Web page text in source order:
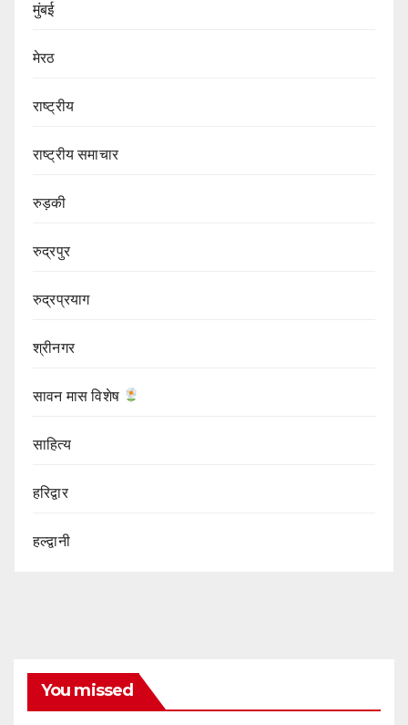
मुंबई
मेरठ
राष्ट्रीय
राष्ट्रीय समाचार
रुड़की
रुद्रपुर
रुद्रप्रयाग
श्रीनगर
सावन मास विशेष
साहित्य
हरिद्वार
हल्द्वानी
You missed